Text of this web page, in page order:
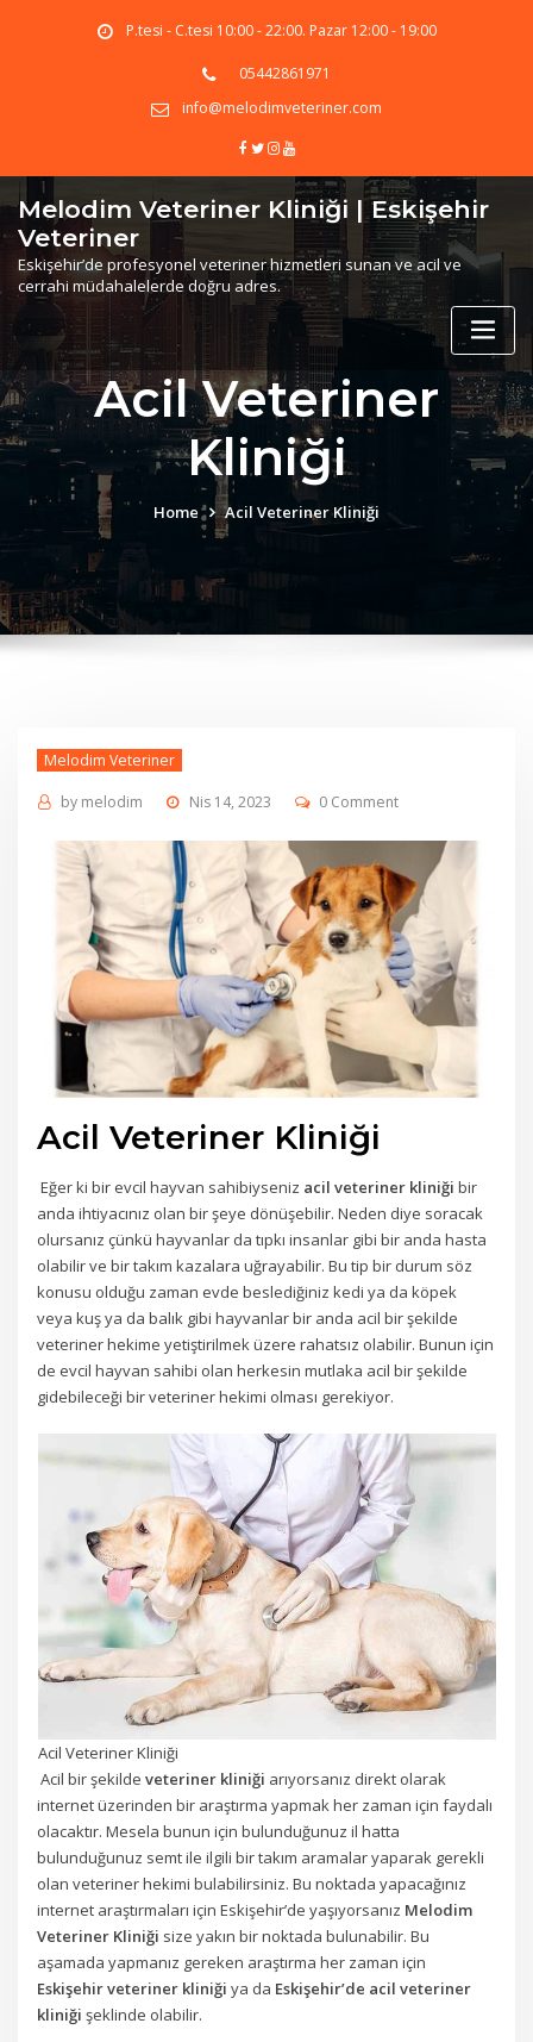
P.tesi - C.tesi 10:00 - 22:00. Pazar 12:00 - 19:00
05442861971
info@melodimveteriner.com
Melodim Veteriner Kliniği | Eskişehir
Veteriner
Eskişehir’de profesyonel veteriner hizmetleri sunan ve acil ve
cerrahi müdahalelerde doğru adres.
Acil Veteriner
Kliniği
Home Acil Veteriner Kliniği
Melodim Veteriner
by melodim Nis 14, 2023 0 Comment
Acil Veteriner Kliniği
Eğer ki bir evcil hayvan sahibiyseniz acil veteriner kliniği bir
anda ihtiyacınız olan bir şeye dönüşebilir. Neden diye soracak
olursanız çünkü hayvanlar da tıpkı insanlar gibi bir anda hasta
olabilir ve bir takım kazalara uğrayabilir. Bu tip bir durum söz
konusu olduğu zaman evde beslediğiniz kedi ya da köpek
veya kuş ya da balık gibi hayvanlar bir anda acil bir şekilde
veteriner hekime yetiştirilmek üzere rahatsız olabilir. Bunun için
de evcil hayvan sahibi olan herkesin mutlaka acil bir şekilde
gidebileceği bir veteriner hekimi olması gerekiyor.
Acil Veteriner Kliniği
Acil bir şekildeveteriner kliniği arıyorsanız direkt olarak
internet üzerinden bir araştırma yapmak her zaman için faydalı
olacaktır. Mesela bunun için bulunduğunuz il hatta
bulunduğunuz semt ile ilgili bir takım aramalar yaparak gerekli
olan veteriner hekimi bulabilirsiniz. Bu noktada yapacağınız
internet araştırmaları için Eskişehir’de yaşıyorsanız Melodim
Veteriner Kliniği size yakın bir noktada bulunabilir. Bu
aşamada yapmanız gereken araştırma her zaman için
Eskişehir veteriner kliniği ya da Eskişehir’de acil veteriner
kliniği şeklinde olabilir.